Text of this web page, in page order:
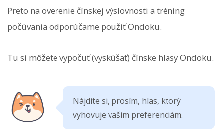
Preto na overenie čínskej výslovnosti a tréning
počúvania odporúčame použiť Ondoku.
Tu si môžete vypočuť (vyskúšať) čínske hlasy Ondoku.
Nájdite si, prosím, hlas, ktorý
vyhovuje vašim preferenciám.